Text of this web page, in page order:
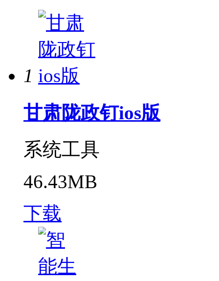
1
甘肃陇政钉ios版
系统工具
46.43MB
下载